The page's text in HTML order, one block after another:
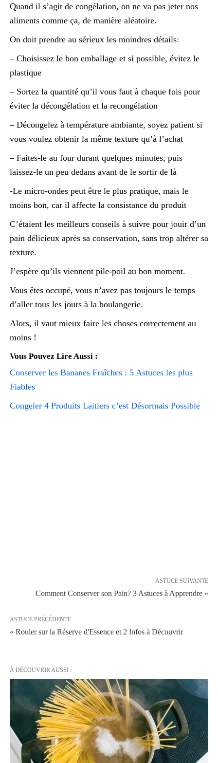
Quand il s’agit de congélation, on ne va pas jeter nos
aliments comme ça, de manière aléatoire.
On doit prendre au sérieux les moindres détails:
– Choisissez le bon emballage et si possible, évitez le
plastique
– Sortez la quantité qu’il vous faut à chaque fois pour
éviter la décongélation et la recongélation
– Décongelez à température ambiante, soyez patient si
vous voulez obtenir la même texture qu’à l’achat
– Faites-le au four durant quelques minutes, puis
laissez-le un peu dedans avant de le sortir de là
-Le micro-ondes peut être le plus pratique, mais le
moins bon, car il affecte la consistance du produit
C’étaient les meilleurs conseils à suivre pour jouir d’un
pain délicieux après sa conservation, sans trop altérer sa
texture.
J’espère qu’ils viennent pile-poil au bon moment.
Vous êtes occupé, vous n’avez pas toujours le temps
d’aller tous les jours à la boulangerie.
Alors, il vaut mieux faire les choses correctement au
moins !
Vous Pouvez Lire Aussi :
Conserver les Bananes Fraîches : 5 Astuces les plus
Fiables
Congeler 4 Produits Laitiers c’est Désormais Possible
ASTUCE SUIVANTE
Comment Conserver son Pain? 3 Astuces à Apprendre »
ASTUCE PRÉCÉDENTE
« Rouler sur la Réserve d'Essence et 2 Infos à Découvrir
À DÉCOUVRIR AUSSI :